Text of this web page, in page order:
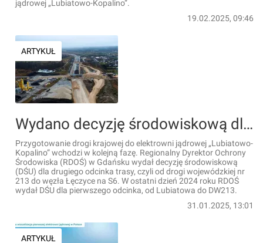
jądrowej „Lubiatowo-Kopalino”.
19.02.2025, 09:46
ARTYKUŁ
Wydano decyzję środowiskową dla drugiego odcinka drogi do przyszłej elektrowni jądrowej
Przygotowanie drogi krajowej do elektrowni jądrowej „Lubiatowo-
Kopalino” wchodzi w kolejną fazę. Regionalny Dyrektor Ochrony
Środowiska (RDOŚ) w Gdańsku wydał decyzję środowiskową
(DŚU) dla drugiego odcinka trasy, czyli od drogi wojewódzkiej nr
213 do węzła Łęczyce na S6. W ostatni dzień 2024 roku RDOŚ
wydał DŚU dla pierwszego odcinka, od Lubiatowa do DW213.
31.01.2025, 13:01
ARTYKUŁ